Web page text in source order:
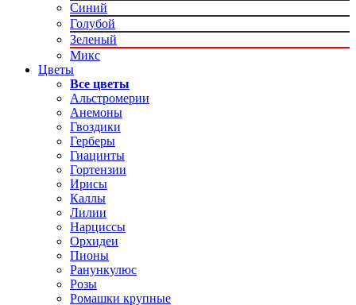
Синий
Голубой
Зеленый
Микс
Цветы
Все цветы
Альстромерии
Анемоны
Гвоздики
Герберы
Гиацинты
Гортензии
Ирисы
Каллы
Лилии
Нарциссы
Орхидеи
Пионы
Ранункулюс
Розы
Ромашки крупные